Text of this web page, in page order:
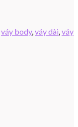
váy body,váy dài,váy